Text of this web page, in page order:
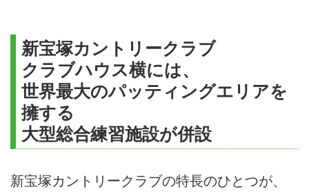
新宝塚カントリークラブ
クラブハウス横には、
世界最大のパッティングエリアを
擁する
大型総合練習施設が併設
新宝塚カントリークラブの特長のひとつが、